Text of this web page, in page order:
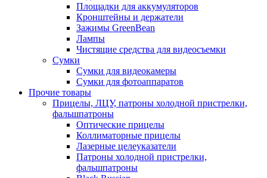
Площадки для аккумуляторов
Кронштейны и держатели
Зажимы GreenBean
Лампы
Чистящие средства для видеосъемки
Сумки
Сумки для видеокамеры
Сумки для фотоаппаратов
Прочие товары
Прицелы, ЛЦУ, патроны холодной пристрелки,
фальшпатроны
Оптические прицелы
Коллиматорные прицелы
Лазерные целеуказатели
Патроны холодной пристрелки,
фальшпатроны